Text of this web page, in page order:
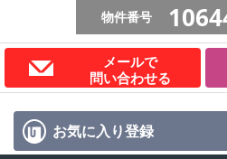
物件番号
メールで
問い合わせる
お気に入り登録